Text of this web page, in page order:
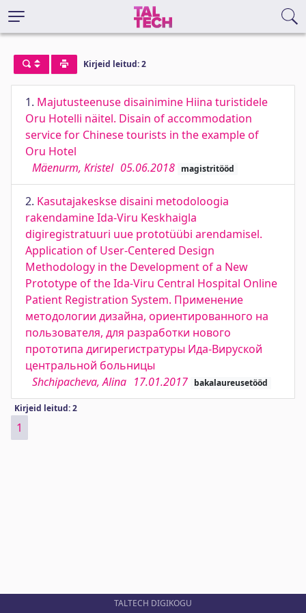
Kirjeid leitud: 2
1. Majutusteenuse disainimine Hiina turistidele
Oru Hotelli näitel. Disain of accommodation
service for Chinese tourists in the example of
Oru Hotel
Mäenurm, Kristel 05.06.2018 magistritööd
2. Kasutajakeskse disaini metodoloogia
rakendamine Ida-Viru Keskhaigla
digiregistratuuri uue prototüübi arendamisel.
Application of User-Centered Design
Methodology in the Development of a New
Prototype of the Ida-Viru Central Hospital Online
Patient Registration System. Применение
методологии дизайна, ориентированного на
пользователя, для разработки нового
прототипа дигирегистратуры Ида-Вируской
центральной больницы
Shchipacheva, Alina 17.01.2017 bakalaureusetööd
Kirjeid leitud: 2
1
TALTECH DIGIKOGU